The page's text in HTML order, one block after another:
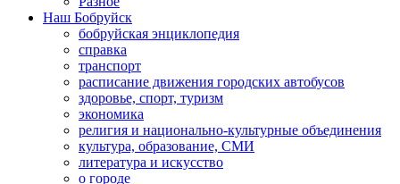
Наш Бобруйск
бобруйская энциклопедия
справка
транспорт
расписание движения городских автобусов
здоровье, спорт, туризм
экономика
религия и национально-культурные объединения
культура, образование, СМИ
литература и искусство
о городе